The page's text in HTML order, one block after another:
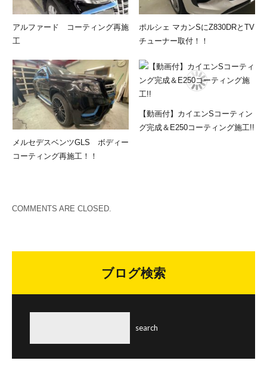
アルファード コーティング再施
工
ポルシェ マカンSにZ830DRとTV
チューナー取付！！
メルセデスベンツGLS ボディー
コーティング再施工！！
【動画付】カイエンSコーティン
グ完成＆E250コーティング施工!!
COMMENTS ARE CLOSED.
ブログ検索